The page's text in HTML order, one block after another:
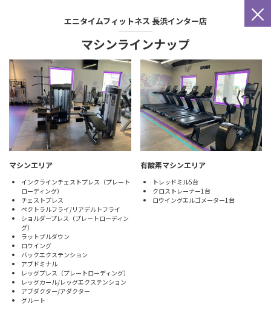
×
エニタイムフィットネス 長浜インター店
マシンラインナップ
マシンエリア
インクラインチェストプレス（プレート
ローディング）
チェストプレス
ペクトラルフライ/リアデルトフライ
ショルダープレス（プレートローディン
グ）
ラットプルダウン
ロウイング
バックエクステンション
アブドミナル
レッグプレス（プレートローディング）
レッグカール/レッグエクステンション
アブダクター/アダクター
グルート
有酸素マシンエリア
トレッドミル5台
クロストレーナー1台
ロウイングエルゴメーター1台